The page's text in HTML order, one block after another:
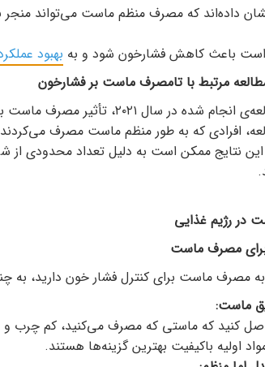
باعث کاهش فشارخون شود و به بهبود
مرتبط با تامصرف ماست بر فشارخون
۲۰۲۱، تأثیر مصرف ماست بر فشار خون مورد بررسی قرار گرفت.
افرادی که به طور منظم ماست مصرف
نتایج ممکن است به دلیل تعداد محدودی از
در رژیم غذایی
مصرف ماست
مصرف ماست برای کنترل فشار خون دارید، به
ماست:
کنید که ماستی که مصرف می‌کنید، کم چرب
اولیه باکیفیت بهترین گزینه‌ها هستند.